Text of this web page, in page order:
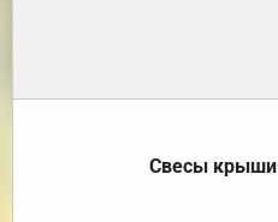
Свесы крыши